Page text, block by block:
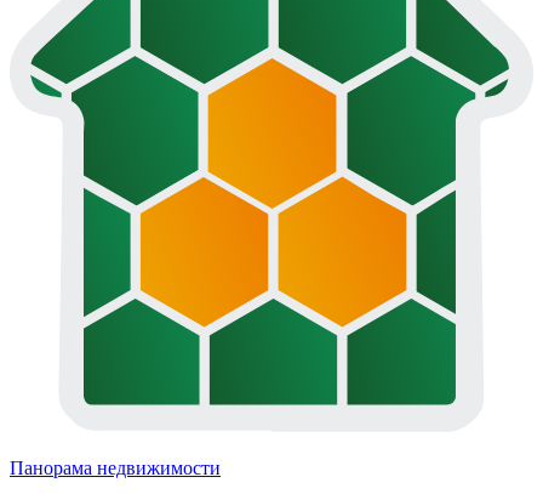
Панорама недвижимости